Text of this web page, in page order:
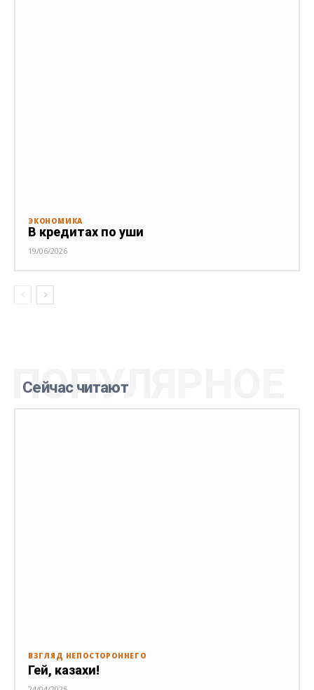
ЭКОНОМИКА
В кредитах по уши
19/06/2026
Сейчас читают
ПОПУЛЯРНОЕ
ВЗГЛЯД НЕПОСТОРОННЕГО
Гей, казахи!